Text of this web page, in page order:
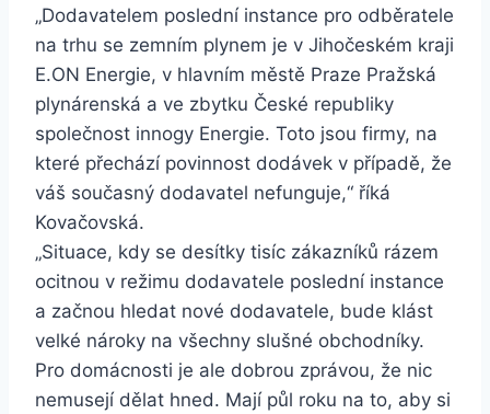
„Dodavatelem poslední instance pro odběratele
na trhu se zemním plynem je v Jihočeském kraji
E.ON Energie, v hlavním městě Praze Pražská
plynárenská a ve zbytku České republiky
společnost innogy Energie. Toto jsou firmy, na
které přechází povinnost dodávek v případě, že
váš současný dodavatel nefunguje,“ říká
Kovačovská.
„Situace, kdy se desítky tisíc zákazníků rázem
ocitnou v režimu dodavatele poslední instance
a začnou hledat nové dodavatele, bude klást
velké nároky na všechny slušné obchodníky.
Pro domácnosti je ale dobrou zprávou, že nic
nemusejí dělat hned. Mají půl roku na to, aby si